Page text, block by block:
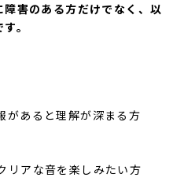
障害のある方だけでなく、以
。
があると理解が深まる方
リアな音を楽しみたい方